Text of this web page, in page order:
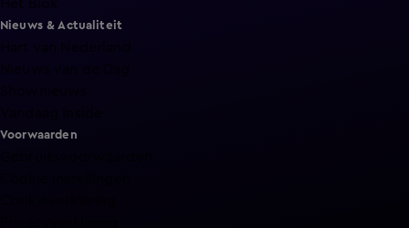
Nieuws & Actualiteit
Voorwaarden